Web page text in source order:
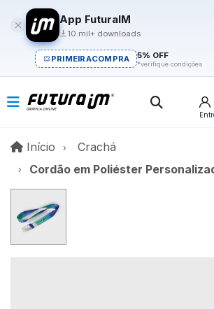
App FuturaIM
10 mil+ downloads
PRIMEIRACOMPRA 5% OFF
*verifique condições
Início InícioCrachá
Cordão em Poliéster